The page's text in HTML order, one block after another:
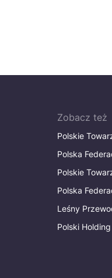
Zobacz też
Polskie
Polska
Polskie
Polska
Leśny
Polski